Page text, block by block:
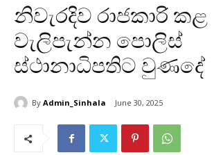
අධ්‍යාපනික
හෝටල් සහ සංචාරක
ක්‍රීඩා
English
නිවැරදිව රාජකාරි කළ
වැලිපැන්න පොලිස්
ස්ථානාධිපතිට වුණදේ
By Admin_Sinhala June 30, 2025